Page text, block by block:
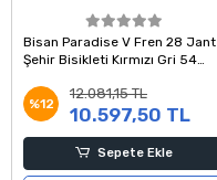
Bisan Paradise V Fren 28 Jant
Şehir Bisikleti Kırmızı Gri 54
%12
12.081,15 TL
10.597,50 TL
Sepete Ekle